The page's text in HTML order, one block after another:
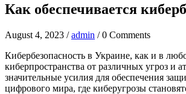
Как обеспечивается
August 4, 2023 /admin / 0 Comments
Кибербезопасность в Украине, как и в
киберпространства от различных угроз и
значительные усилия для обеспечения
цифрового мира, где киберугрозы